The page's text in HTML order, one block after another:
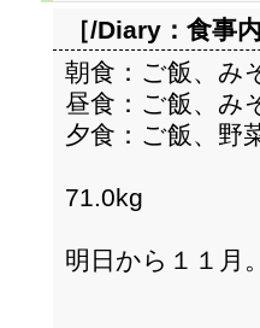
［/Diary： 食事
朝食：ご飯、み
昼食：ご飯、み
夕食：ご飯、野
71.0kg
明日から１１月